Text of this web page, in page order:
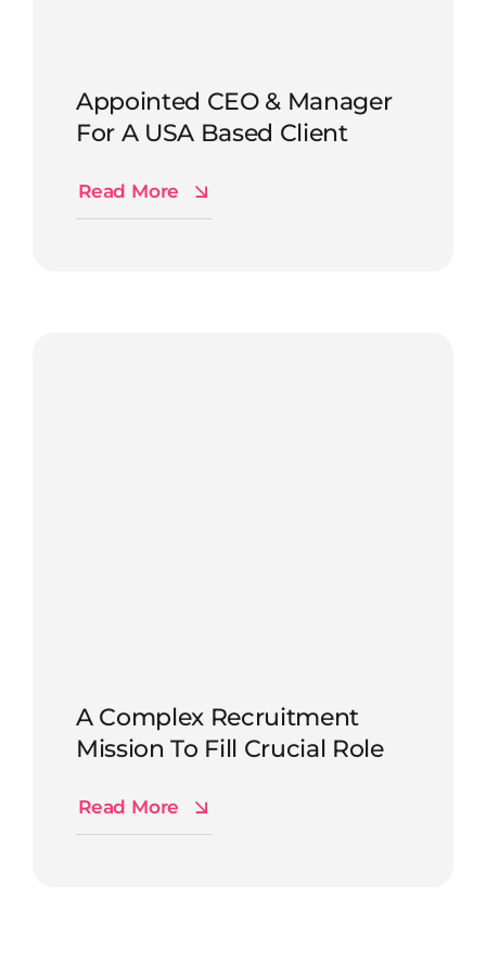
Appointed CEO & Manager
For A USA Based Client
Read More
A Complex Recruitment
Mission To Fill Crucial Role
Read More